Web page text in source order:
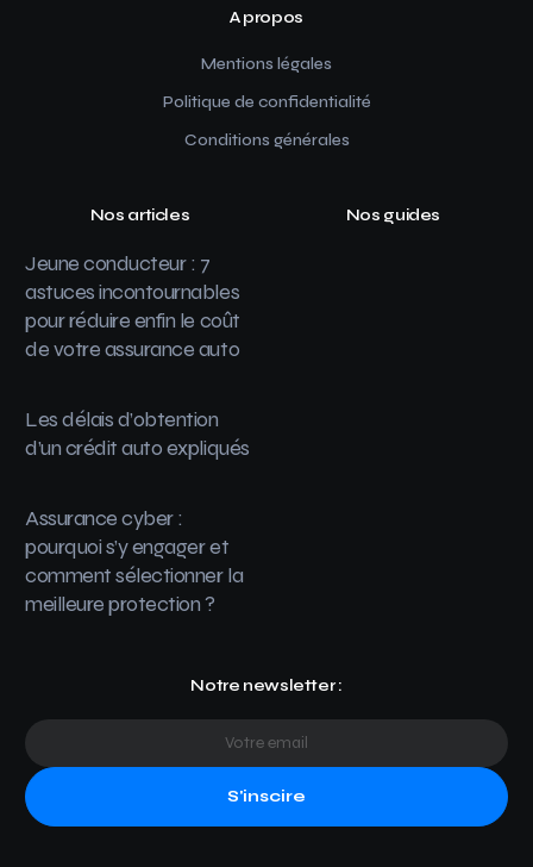
A propos
Mentions légales
Politique de confidentialité
Conditions générales
Nos articles
Jeune conducteur : 7
astuces incontournables
pour réduire enfin le coût
de votre assurance auto
Les délais d’obtention
d’un crédit auto expliqués
Assurance cyber :
pourquoi s’y engager et
comment sélectionner la
meilleure protection ?
Nos guides
Notre newsletter :
S'inscire